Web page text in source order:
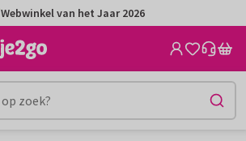
Webwinkel van het Jaar 2026